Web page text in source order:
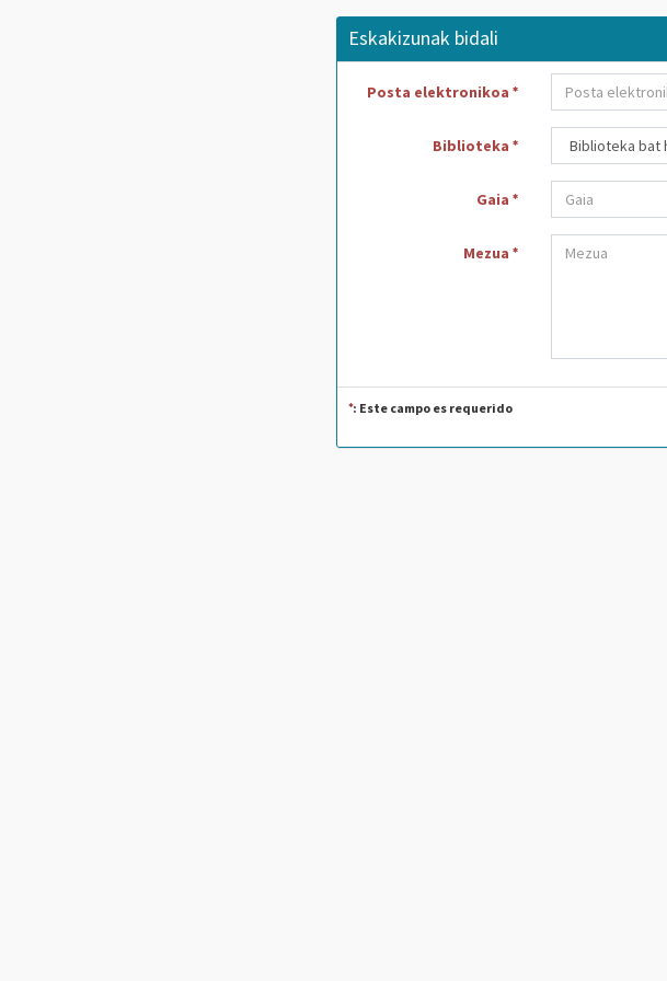
Eskakizunak bidali
Posta elektronikoa
Biblioteka
Gaia
Mezua
: Este campo es requerido